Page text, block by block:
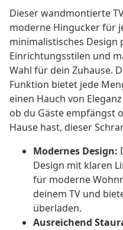
Dieser wandmontierte
moderne Hingucker für
minimalistisches Design
Einrichtungsstilen und
Wahl für dein Zuhause.
Funktion bietet jede
einen Hauch von
ob du Gäste empfängst
Hause hast, dieser
Modernes Design:
Design mit klaren
für moderne
deinem TV und
überladen.
Ausreichend